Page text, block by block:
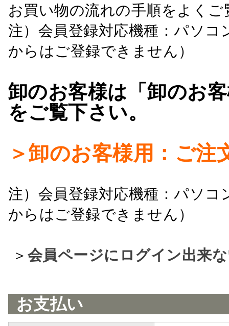
お買い物の流れの手順をよくご
注）会員登録対応機種：パソ
からはご登録できません）
卸のお客様は「卸のお
をご覧下さい。
＞卸のお客様用：ご注
注）会員登録対応機種：パソ
からはご登録できません）
＞ 会員ページにログイン出来
お支払い